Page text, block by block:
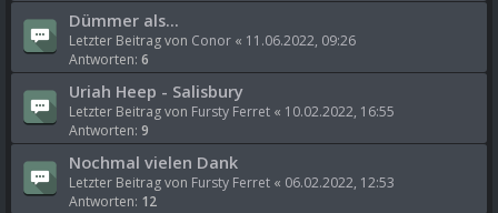
Dümmer als...
Letzter Beitrag von Conor « 11.06.2022, 09:26
Antworten: 6
Uriah Heep - Salisbury
Letzter Beitrag von Fursty Ferret « 10.02.2022, 16:55
Antworten: 9
Nochmal vielen Dank
Letzter Beitrag von Fursty Ferret « 06.02.2022, 12:53
Antworten: 12